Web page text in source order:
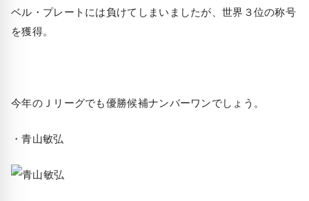
ベル・プレートには負けてしまいましたが、世界３位の称号
を獲得。
今年のＪリーグでも優勝候補ナンバーワンでしょう。
・青山敏弘